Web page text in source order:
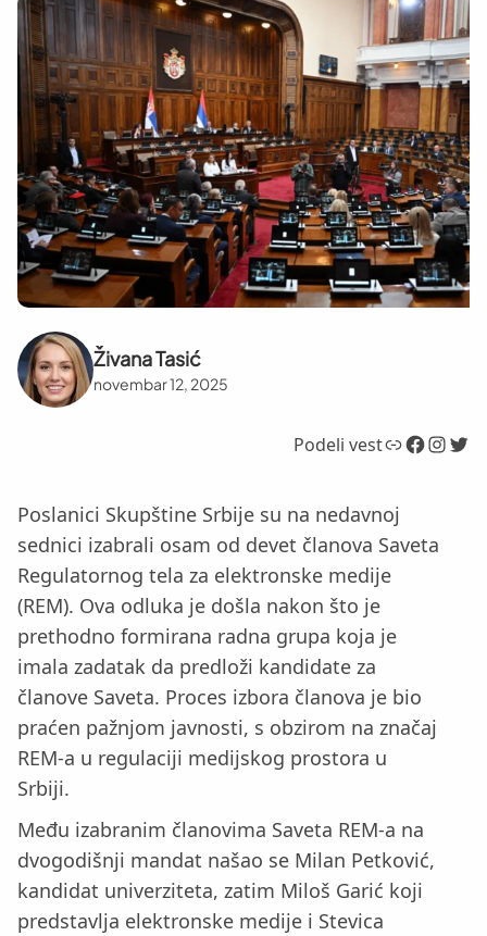
Živana Tasić
novembar 12, 2025
Podeli vestLink Facebook InstagramTwitter
Poslanici Skupštine Srbije su na nedavnoj
sednici izabrali osam od devet članova Saveta
Regulatornog tela za elektronske medije
(REM). Ova odluka je došla nakon što je
prethodno formirana radna grupa koja je
imala zadatak da predloži kandidate za
članove Saveta. Proces izbora članova je bio
praćen pažnjom javnosti, s obzirom na značaj
REM-a u regulaciji medijskog prostora u
Srbiji.
Među izabranim članovima Saveta REM-a na
dvogodišnji mandat našao se Milan Petković,
kandidat univerziteta, zatim Miloš Garić koji
predstavlja elektronske medije i Stevica